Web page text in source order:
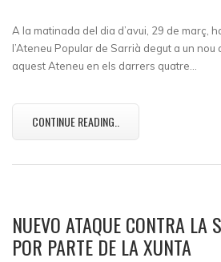
A la matinada del dia d’avui, 29 de març,
l’Ateneu Popular de Sarrià degut a un
aquest Ateneu en els darrers quatre…
CONTINUE READING..
NUEVO ATAQUE CONTRA LA
POR PARTE DE LA XUNTA